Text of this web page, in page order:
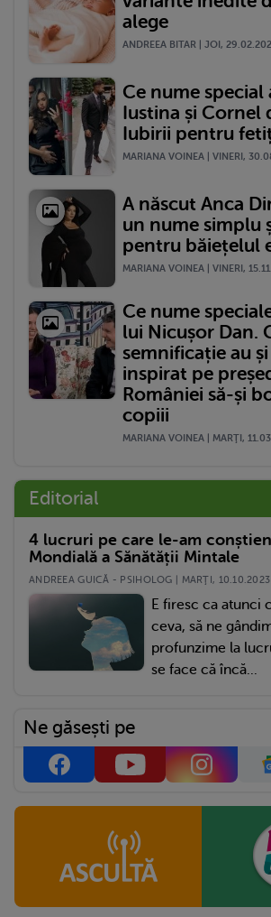
alege
ANDREEA BITAR | JOI,
Ce nume special
Iustina și Cornel
Iubirii pentru
MARIANA VOINEA | VINERI,
A născut Anca
un nume simplu
pentru băiețelul
MARIANA VOINEA | VINERI,
Ce nume
lui Nicușor Dan.
semnificație au
inspirat pe
României să-și
copiii
MARIANA VOINEA | MARŢI,
Editorial
4 lucruri pe care le-am
Mondială a Sănătății Mintale
ANDREEA GUICĂ - PSIHOLOG | MARŢI, 10.10.2023
E firesc ca atunci
ceva, să ne
profunzime la
se face că încă...
Ne găsești pe